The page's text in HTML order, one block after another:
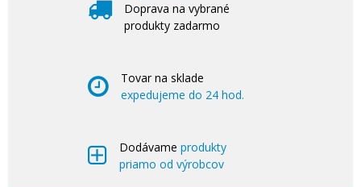
Doprava na vybrané
produkty zadarmo
Tovar na sklade
expedujeme do 24 hod.
Dodávame produkty
priamo od výrobcov